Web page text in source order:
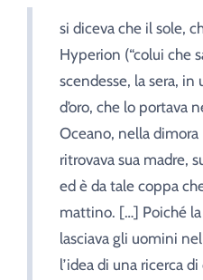
si diceva che il sole,
Hyperion (“colui che
scendesse, la sera,
d’oro, che lo portava
Oceano, nella
ritrovava sua madre,
ed è da tale coppa
mattino. […] Poiché
lasciava gli uomini
l’idea di una ricerca